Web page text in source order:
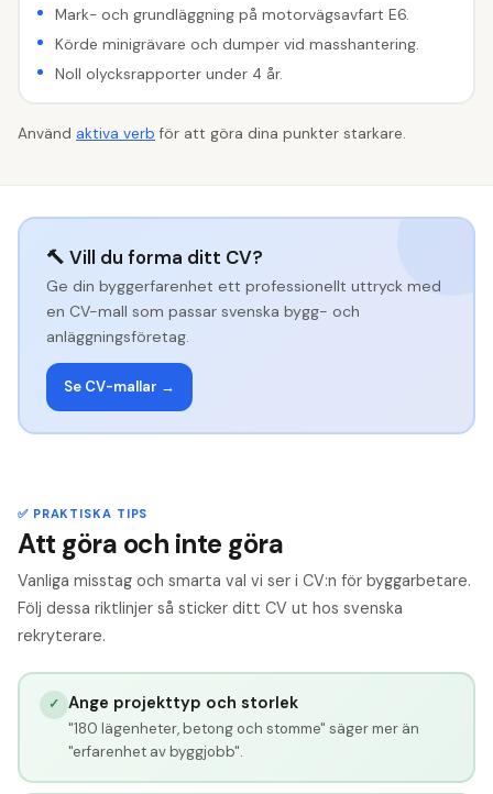
Mark- och grundläggning på motorvägsavfart E6.
Körde minigrävare och dumper vid masshantering.
Noll olycksrapporter under 4 år.
Använd aktiva verb för att göra dina punkter starkare.
🔨 Vill du forma ditt CV?
Ge din byggerfarenhet ett professionellt uttryck med
en CV-mall som passar svenska bygg- och
anläggningsföretag.
Se CV-mallar →
✅ PRAKTISKA TIPS
Att göra och inte göra
Vanliga misstag och smarta val vi ser i CV:n för byggarbetare.
Följ dessa riktlinjer så sticker ditt CV ut hos svenska
rekryterare.
✓ Ange projekttyp och storlek
"180 lägenheter, betong och stomme" säger mer än
"erfarenhet av byggjobb".